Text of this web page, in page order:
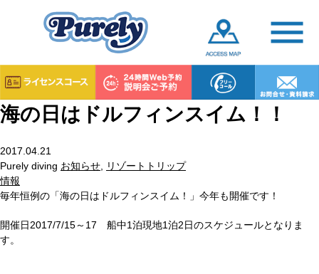
海の日はドルフィンスイム！！
2017.04.21
Purely diving お知らせ
リゾートトリップ
情報
毎年恒例の「海の日はドルフィンスイム！」今年も開催です！
開催日2017/7/15～17 船中1泊現地1泊2日のスケジュールとなりま
す。